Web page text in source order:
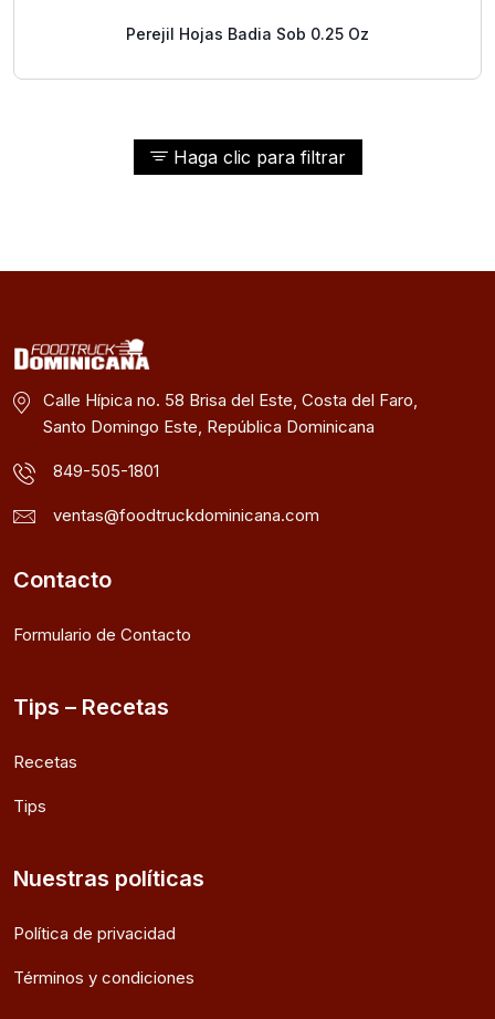
Haga clic para filtrar
Perejil Hojas Badia Sob 0.25 Oz
Calle Hípica no. 58 Brisa del Este, Costa del Faro,
Santo Domingo Este, República Dominicana
849-505-1801
ventas@foodtruckdominicana.com
Contacto
Formulario de Contacto
Tips – Recetas
Recetas
Tips
Nuestras políticas
Política de privacidad
Términos y condiciones